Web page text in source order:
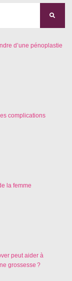
d’une pénoplastie
complications
la femme
peut aider à
grossesse ?